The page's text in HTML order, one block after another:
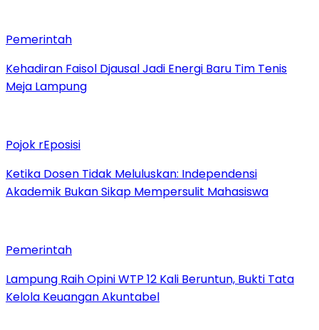
Pemerintah
Kehadiran Faisol Djausal Jadi Energi Baru Tim Tenis
Meja Lampung
Pojok rEposisi
Ketika Dosen Tidak Meluluskan: Independensi
Akademik Bukan Sikap Mempersulit Mahasiswa
Pemerintah
Lampung Raih Opini WTP 12 Kali Beruntun, Bukti Tata
Kelola Keuangan Akuntabel